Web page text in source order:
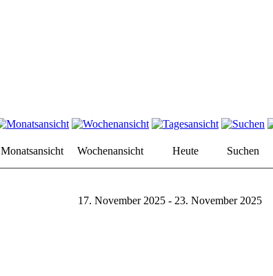
Monatsansicht Wochenansicht Heute Suchen
17. November 2025 - 23. November 2025